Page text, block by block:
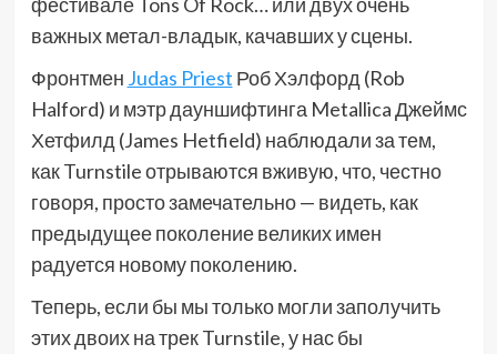
важных метал-владык, качавших у сцены.
Фронтмен Judas Priest Роб Хэлфорд (Rob
Halford) и мэтр дауншифтинга Metallica Джеймс
Хетфилд (James Hetfield) наблюдали за тем,
как Turnstile отрываются вживую, что, честно
говоря, просто замечательно — видеть, как
предыдущее поколение великих имен
радуется новому поколению.
Теперь, если бы мы только могли заполучить
этих двоих на трек Turnstile, у нас бы